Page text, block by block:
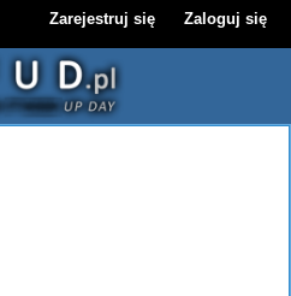
Zarejestruj się Zaloguj się